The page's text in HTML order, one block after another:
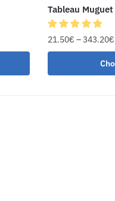
Tableau Muguet
21.50€ –343.20€